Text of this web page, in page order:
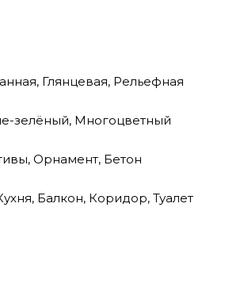
Глянцевая, Рельефная
зелёный, Многоцветный
Орнамент, Бетон
Балкон, Коридор, Туалет